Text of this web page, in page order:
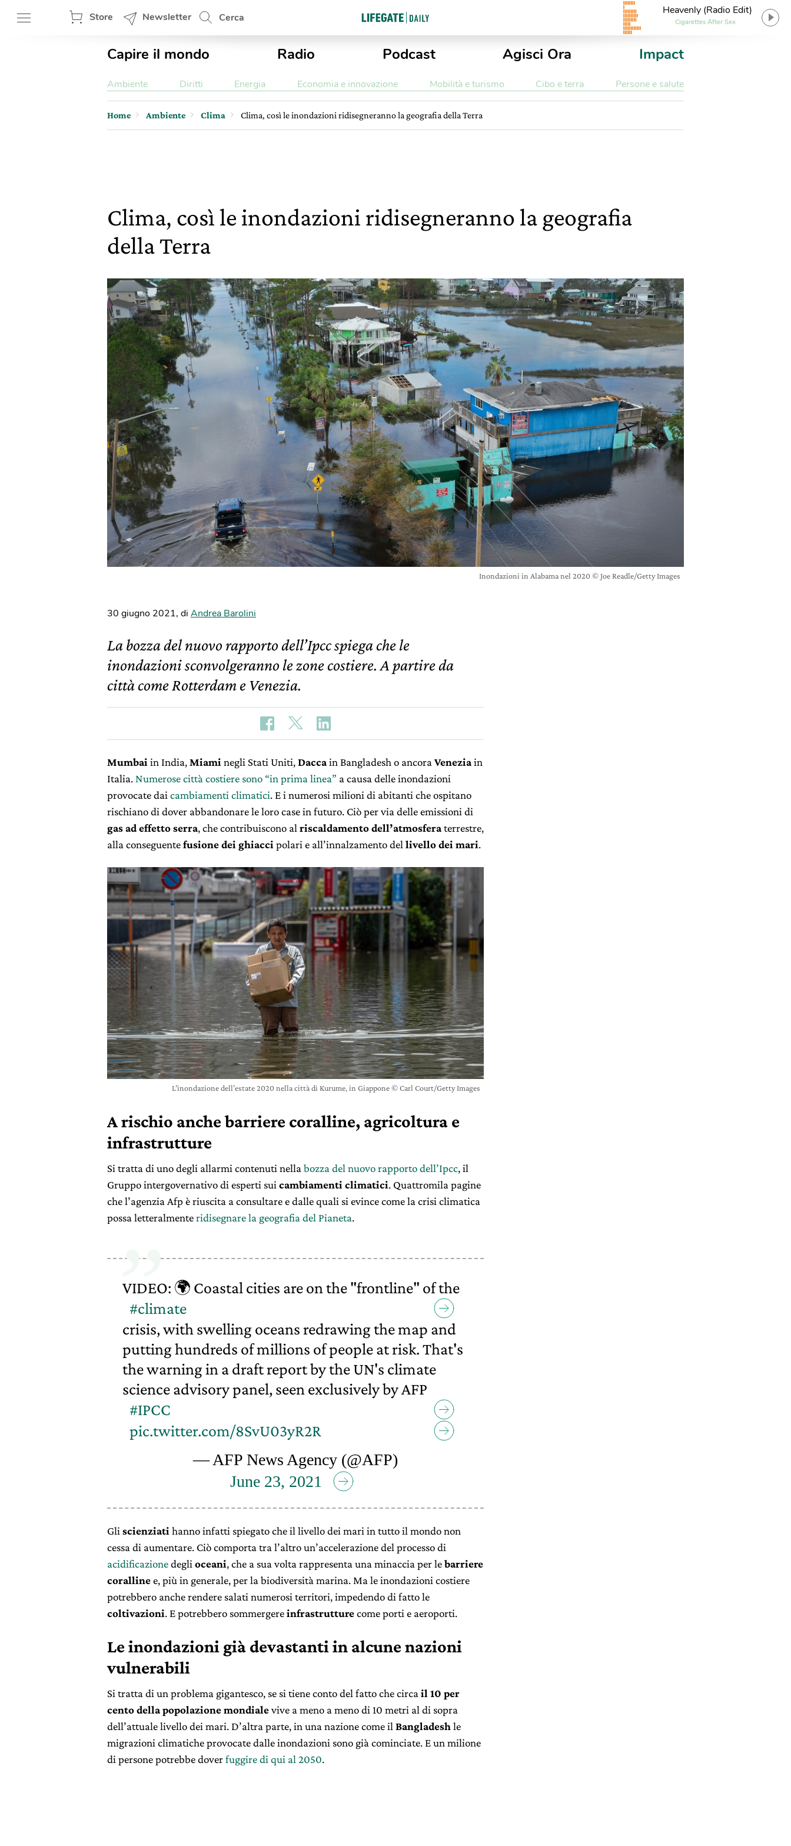
Store Newsletter Cerca
Heavenly (Radio Edit)
Cigarettes After Sex
Capire il mondo Radio Podcast Agisci Ora Impact
Ambiente Diritti Energia Economia e innovazione Mobilità e turismo Cibo e terra Persone e salute
Home Ambiente Clima Clima, così le inondazioni ridisegneranno la geografia della Terra
Clima, così le inondazioni ridisegneranno la geografia
della Terra
Inondazioni in Alabama nel 2020 © Joe Readle/Getty Images
30 giugno 2021, di Andrea Barolini
La bozza del nuovo rapporto dell’Ipcc spiega che le
inondazioni sconvolgeranno le zone costiere. A partire da
città come Rotterdam e Venezia.
Mumbai in India,Miami negli Stati Uniti,Daccain Bangladesh o ancora Veneziain
Italia. Numerose città costiere sono “in prima linea” a causa delle inondazioni
provocate dai cambiamenti climatici. E i numerosi milioni di abitanti che ospitano
rischiano di dover abbandonare le loro case in futuro. Ciò per via delle emissioni di
gas ad effetto serra, che contribuiscono al riscaldamento dell’atmosferaterrestre,
alla conseguentefusione dei ghiacci polari e all’innalzamento del livello dei mari.
L’inondazione dell’estate 2020 nella città di Kurume, in Giappone © Carl Court/Getty Images
A rischio anche barriere coralline, agricoltura e
infrastrutture
Si tratta di uno degli allarmi contenuti nella bozza del nuovo rapporto dell’Ipcc, il
Gruppo intergovernativo di esperti sui cambiamenti climatici. Quattromila pagine
che l’agenzia Afp è riuscita a consultare e dalle quali si evince come la crisi climatica
possa letteralmenteridisegnare la geografia del Pianeta.
VIDEO: 🌍 Coastal cities are on the "frontline" of the
#climate
crisis, with swelling oceans redrawing the map and
putting hundreds of millions of people at risk. That's
the warning in a draft report by the UN's climate
science advisory panel, seen exclusively by AFP
#IPCC
pic.twitter.com/8SvU03yR2R
— AFP News Agency (@AFP)
June 23, 2021
Gli scienziati hanno infatti spiegato che il livello dei mari in tutto il mondo non
cessa di aumentare. Ciò comporta tra l’altro un’accelerazione del processo di
acidificazionedegli oceani, che a sua volta rappresenta una minaccia per lebarriere
corallinee, più in generale, per la biodiversità marina. Ma le inondazioni costiere
potrebbero anche rendere salati numerosi territori, impedendo di fatto le
coltivazioni. E potrebbero sommergereinfrastrutturecome porti e aeroporti.
Le inondazioni già devastanti in alcune nazioni
vulnerabili
Si tratta di un problema gigantesco, se si tiene conto del fatto che circa il 10 per
cento della popolazione mondialevive a meno a meno di 10 metri al di sopra
dell’attuale livello dei mari. D’altra parte, in una nazione come il Bangladesh le
migrazioni climatiche provocate dalle inondazioni sono già cominciate. E un milione
di persone potrebbe doverfuggire di qui al 2050.